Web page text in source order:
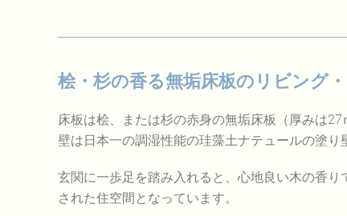
桧・杉の香る無垢床板のリビング
床板は桧、または杉の赤身の無垢床板（厚みは27
壁は日本一の調湿性能の珪藻土ナテュールの塗り
玄関に一歩足を踏み入れると、心地良い木の香
された住空間となっています。